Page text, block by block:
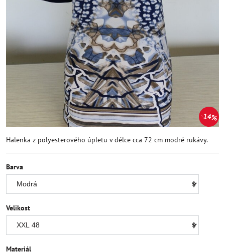
14%
Halenka z polyesterového úpletu v délce cca 72 cm modré rukávy.
Barva
Velikost
Materiál